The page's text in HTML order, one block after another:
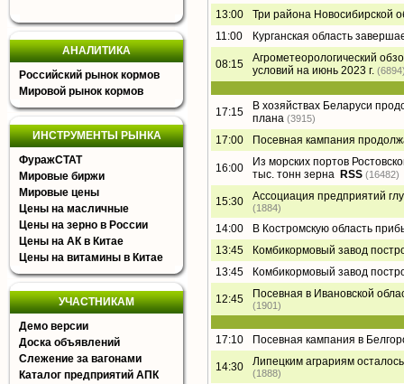
АНАЛИТИКА
Российский рынок кормов
Мировой рынок кормов
ИНСТРУМЕНТЫ РЫНКА
ФуражСТАТ
Мировые биржи
Мировые цены
Цены на масличные
Цены на зерно в России
Цены на АК в Китае
Цены на витамины в Китае
УЧАСТНИКАМ
Демо версии
Доска объявлений
Слежение за вагонами
Каталог предприятий АПК
13:00
Три района Новосибирской
11:00
Курганская область
08:15
Агрометеорологический
условий на июнь 2023 г.
17:15
В хозяйствах Беларуси
плана (3915)
17:00 Посевная кампания
16:00
Из морских портов
тыс. тонн зерна RSS (16482)
15:30 Ассоциация предприятий
(1884)
14:00
В Костромскую область
13:45
Комбикормовый завод
13:45
Комбикормовый завод
12:45 Посевная в Ивановской
(1901)
17:10 Посевная кампания в
14:30 Липецким аграриям
(1888)